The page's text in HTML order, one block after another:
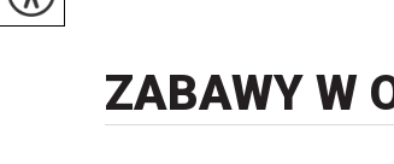
ZABAWY W